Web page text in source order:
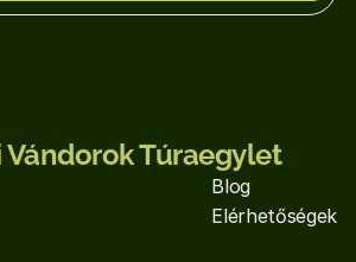
Túraegylet
Blog
Elérhetőségek